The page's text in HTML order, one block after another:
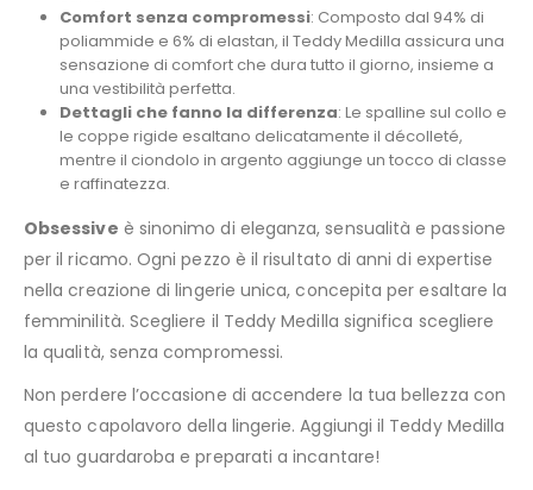
Comfort senza compromessi: Composto dal 94% di
poliammide e 6% di elastan, il Teddy Medilla assicura una
sensazione di comfort che dura tutto il giorno, insieme a
una vestibilità perfetta.
Dettagli che fanno la differenza: Le spalline sul collo e
le coppe rigide esaltano delicatamente il décolleté,
mentre il ciondolo in argento aggiunge un tocco di classe
e raffinatezza.
Obsessive è sinonimo di eleganza, sensualità e passione
per il ricamo. Ogni pezzo è il risultato di anni di expertise
nella creazione di lingerie unica, concepita per esaltare la
femminilità. Scegliere il Teddy Medilla significa scegliere
la qualità, senza compromessi.
Non perdere l’occasione di accendere la tua bellezza con
questo capolavoro della lingerie. Aggiungi il Teddy Medilla
al tuo guardaroba e preparati a incantare!